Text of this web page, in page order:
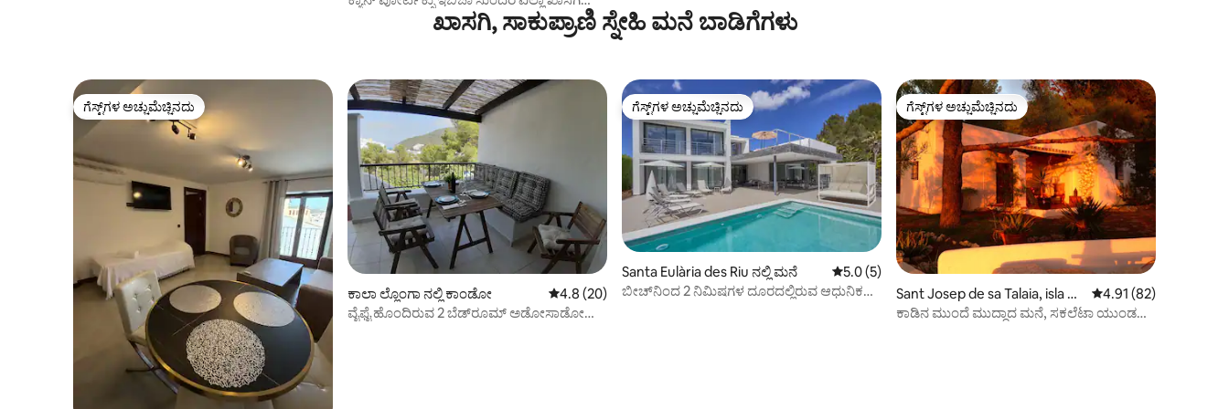
ಪೂಲ್ ಮತ್ತು ಗಾರ್ಡನ್ಖಾಸಗಿ, ಸಾಕುಪ್ರಾಣಿ ಸ್ನೇಹಿ ಮನೆ ಬಾಡಿಗೆಗಳು
ಗೆಸ್ಟ್‌ಗಳ ಅಚ್ಚುಮೆಚ್ಚಿನದು
ಗೆಸ್ಟ್‌ಗಳ ಅಚ್ಚುಮೆಚ್ಚಿನದು
ಕಾಲಾ ಲ್ಲೊಂಗಾ ನಲ್ಲಿ ಕಾಂಡೋ 5 ರಲ್ಲಿ 4.8 ಸರಾಸರಿ ರೇಟಿಂಗ್, 20 ವಿಮರ್ಶೆಗಳು
4.8 (20)
ವೈಫೈ ಹೊಂದಿರುವ 2 ಬೆಡ್‌ರೂಮ್ ಅಡೋಸಾಡೋ
ಗೆಸ್ಟ್‌ಗಳ ಅಚ್ಚುಮೆಚ್ಚಿನದು
ಗೆಸ್ಟ್‌ಗಳ ಅಚ್ಚುಮೆಚ್ಚಿನದು
Santa Eulària des Riu ನಲ್ಲಿ ಮನೆ 5 ರಲ್ಲಿ 5.0 ಸರಾಸರಿ ರೇಟಿಂಗ್, 5 ವಿಮರ್ಶೆಗಳು
5.0 (5)
ಬೀಚ್‌ನಿಂದ 2 ನಿಮಿಷಗಳ ದೂರದಲ್ಲಿರುವ ಆಧುನಿಕ
ಗೆಸ್ಟ್‌ಗಳ ಅಚ್ಚುಮೆಚ್ಚಿನದು
ಗೆಸ್ಟ್‌ಗಳ ಅಚ್ಚುಮೆಚ್ಚಿನದು
Sant Josep de sa Talaia, isla de
Ibiza, illes Baleares ನಲ್ಲಿ ಕಾಟೇಜ್
5 ರಲ್ಲಿ 4.91 ಸರಾಸರಿ
4.91 (82)
ಕಾಡಿನ ಮುಂದೆ ಮುದ್ದಾದ ಮನೆ, ಸಕಲೆಟಾ ಯುಂಡಲ್